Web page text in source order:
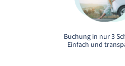
Buchung in nur 3
Einfach und